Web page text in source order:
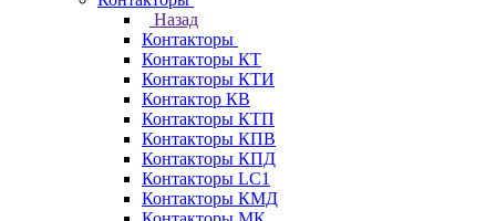
Назад
Контакторы
Контакторы КТ
Контакторы КТИ
Контактор КВ
Контакторы КТП
Контакторы КПВ
Контакторы КПД
Контакторы LC1
Контакторы КМД